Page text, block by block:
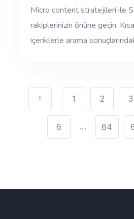
Micro content stratejileri ile
rakiplerinizin önüne geçin.
içeriklerle arama
1 2 3
6 … 64